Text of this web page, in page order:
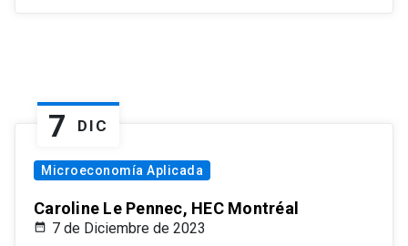
7 DIC
Microeconomía Aplicada
Caroline Le Pennec, HEC Montréal
7 de Diciembre de 2023